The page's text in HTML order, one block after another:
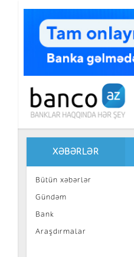
XƏBƏRLƏR
Bütün xəbərlər
Gündəm
Bank
Araşdırmalar